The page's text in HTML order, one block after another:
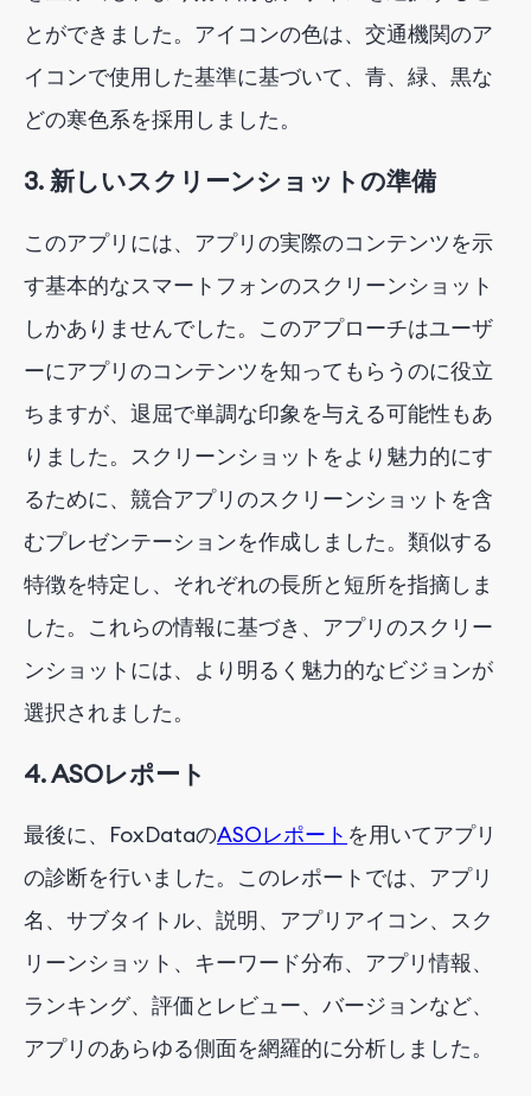
とができました。アイコンの色は、交通機関のア
イコンで使用した基準に基づいて、青、緑、黒な
どの寒色系を採用しました。
3. 新しいスクリーンショットの準備
このアプリには、アプリの実際のコンテンツを示
す基本的なスマートフォンのスクリーンショット
しかありませんでした。このアプローチはユーザ
ーにアプリのコンテンツを知ってもらうのに役立
ちますが、退屈で単調な印象を与える可能性もあ
りました。スクリーンショットをより魅力的にす
るために、競合アプリのスクリーンショットを含
むプレゼンテーションを作成しました。類似する
特徴を特定し、それぞれの長所と短所を指摘しま
した。これらの情報に基づき、アプリのスクリー
ンショットには、より明るく魅力的なビジョンが
選択されました。
4. ASOレポート
最後に、FoxDataのASOレポート を用いてアプリ
の診断を行いました。このレポートでは、アプリ
名、サブタイトル、説明、アプリアイコン、スク
リーンショット、キーワード分布、アプリ情報、
ランキング、評価とレビュー、バージョンなど、
アプリのあらゆる側面を網羅的に分析しました。